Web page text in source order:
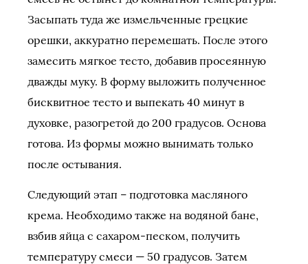
Засыпать туда же измельченные грецкие
орешки, аккуратно перемешать. После этого
замесить мягкое тесто, добавив просеянную
дважды муку. В форму выложить полученное
бисквитное тесто и выпекать 40 минут в
духовке, разогретой до 200 градусов. Основа
готова. Из формы можно вынимать только
после остывания.
Следующий этап – подготовка масляного
крема. Необходимо также на водяной бане,
взбив яйца с сахаром-песком, получить
температуру смеси — 50 градусов. Затем